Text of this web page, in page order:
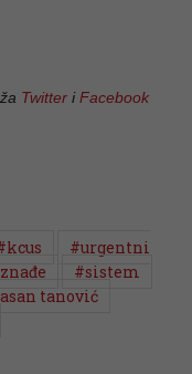
Twitter iFacebook
#urgentni
#sistem
tanović